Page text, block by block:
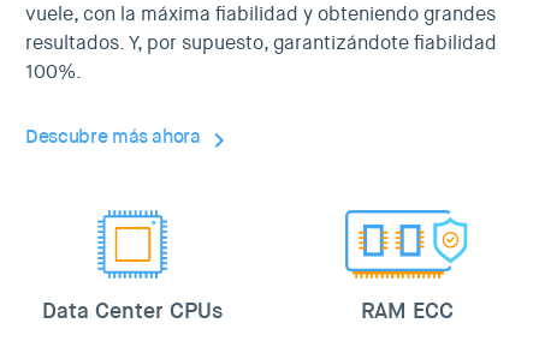
vuele, con la máxima fiabilidad y obteniendo grandes
resultados. Y, por supuesto, garantizándote fiabilidad
100%.
Descubre más ahora
Data Center CPUs RAM ECC